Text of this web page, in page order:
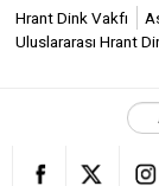
Hrant Dink Vakfı
Uluslararası Hrant
A
r
m